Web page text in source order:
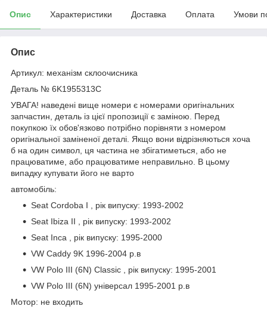
Опис Характеристики Доставка Оплата Умови
Опис
Артикул: механізм склоочисника
Деталь № 6K1955313C
УВАГА! наведені вище номери є номерами оригінальних
запчастин, деталь із цієї пропозиції є заміною. Перед
покупкою їх обов'язково потрібно порівняти з номером
оригінальної заміненої деталі. Якщо вони відрізняються хоча
б на один символ, ця частина не збігатиметься, або не
працюватиме, або працюватиме неправильно. В цьому
випадку купувати його не варто
автомобіль:
Seat Cordoba I , рік випуску: 1993-2002
Seat Ibiza II , рік випуску: 1993-2002
Seat Inca , рік випуску: 1995-2000
VW Caddy 9K 1996-2004 р.в
VW Polo III (6N) Classic , рік випуску: 1995-2001
VW Polo III (6N) універсал 1995-2001 р.в
Мотор: не входить